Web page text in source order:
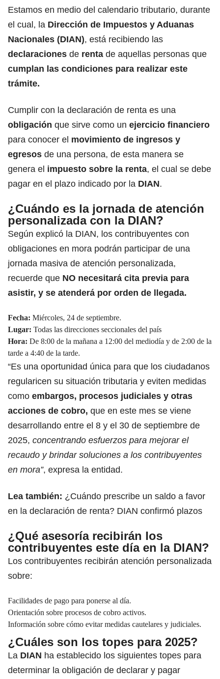
Estamos en medio del calendario tributario, durante
el cual, la Dirección de Impuestos y Aduanas
Nacionales (DIAN), está recibiendo las
declaraciones de renta de aquellas personas que
cumplan las condiciones para realizar este
trámite.
Cumplir con la declaración de renta es una
obligación que sirve como un ejercicio financiero
para conocer el movimiento de ingresos y
egresos de una persona, de esta manera se
genera el impuesto sobre la renta, el cual se debe
pagar en el plazo indicado por la DIAN.
¿Cuándo es la jornada de atención
personalizada con la DIAN?
Según explicó la DIAN, los contribuyentes con
obligaciones en mora podrán participar de una
jornada masiva de atención personalizada,
recuerde que NO necesitará cita previa para
asistir, y se atenderá por orden de llegada.
Fecha: Miércoles, 24 de septiembre.
Lugar: Todas las direcciones seccionales del país
Hora: De 8:00 de la mañana a 12:00 del mediodía y de 2:00 de la
tarde a 4:40 de la tarde.
“Es una oportunidad única para que los ciudadanos
regularicen su situación tributaria y eviten medidas
como embargos, procesos judiciales y otras
acciones de cobro, que en este mes se viene
desarrollando entre el 8 y el 30 de septiembre de
2025, concentrando esfuerzos para mejorar el
recaudo y brindar soluciones a los contribuyentes
en mora”, expresa la entidad.
Lea también: ¿Cuándo prescribe un saldo a favor
en la declaración de renta? DIAN confirmó plazos
¿Qué asesoría recibirán los
contribuyentes este día en la DIAN?
Los contribuyentes recibirán atención personalizada
sobre:
Facilidades de pago para ponerse al día.
Orientación sobre procesos de cobro activos.
Información sobre cómo evitar medidas cautelares y judiciales.
¿Cuáles son los topes para 2025?
La DIAN ha establecido los siguientes topes para
determinar la obligación de declarar y pagar